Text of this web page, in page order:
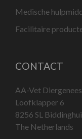
Medische
Facilitaire
CONTACT
AA-Vet
Loofklapper 6
8256 SL
The Netherlands